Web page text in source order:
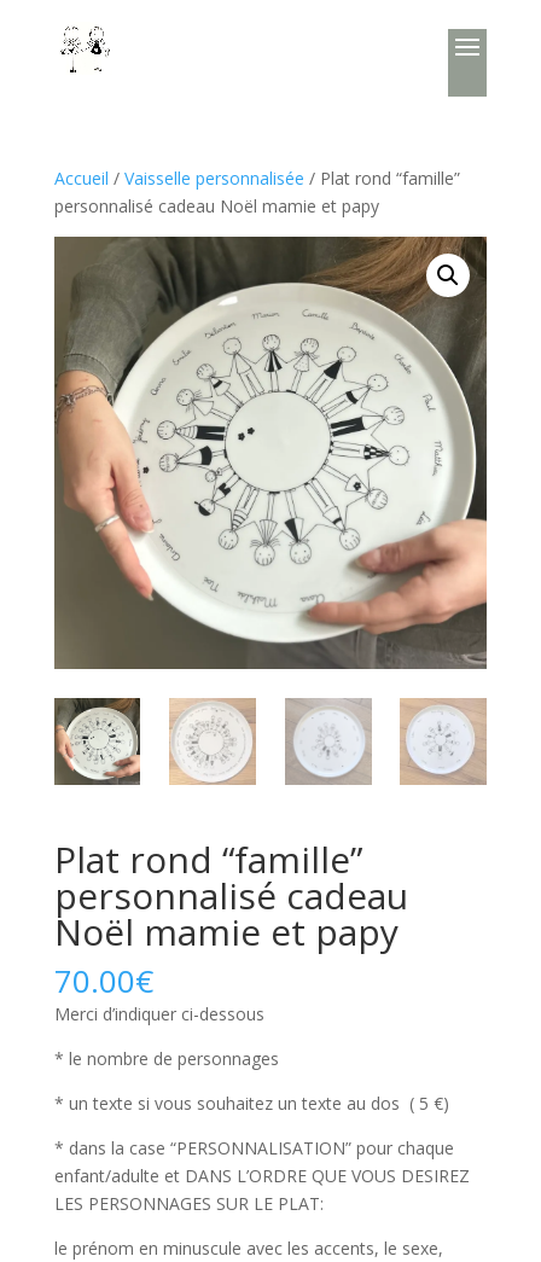
Accueil / Vaisselle personnalisée / Plat rond “famille”
personnalisé cadeau Noël mamie et papy
Plat rond “famille”
personnalisé cadeau
Noël mamie et papy
70.00€
Merci d’indiquer ci-dessous
* le nombre de personnages
* un texte si vous souhaitez un texte au dos ( 5 €)
* dans la case “PERSONNALISATION” pour chaque
enfant/adulte et DANS L’ORDRE QUE VOUS DESIREZ
LES PERSONNAGES SUR LE PLAT:
le prénom en minuscule avec les accents, le sexe,